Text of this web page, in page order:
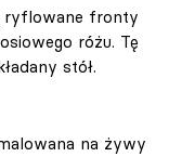
ryflowane fronty
różu. Tę
stół.
na żywy